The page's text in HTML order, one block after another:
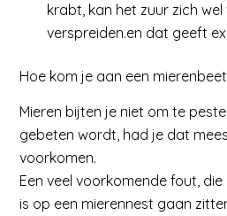
krabt, kan het zuur zich
verspreiden.en dat geeft
Hoe kom je aan een
Mieren bijten je niet om te
gebeten wordt, had je dat
voorkomen.
Een veel voorkomende fout,
is op een mierennest gaan